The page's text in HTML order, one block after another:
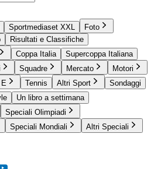
Sportmediaset XXL
Foto
Risultati e Classifiche
Coppa Italia
Supercoppa Italiana
Squadre Mercato
Motori
E Tennis Altri Sport
Sondaggi
Un libro a settimana
Speciali Olimpiadi
Speciali Mondiali Altri Speciali